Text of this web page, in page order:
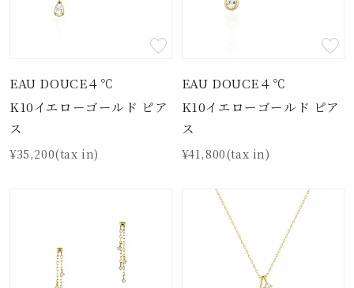
EAU DOUCE４℃
K10イエローゴールド ピア
ス
¥35,200(tax in)
EAU DOUCE４℃
K10イエローゴールド ピア
ス
¥41,800(tax in)